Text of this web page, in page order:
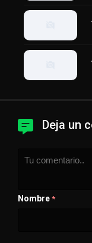
Deja un
Nombre *